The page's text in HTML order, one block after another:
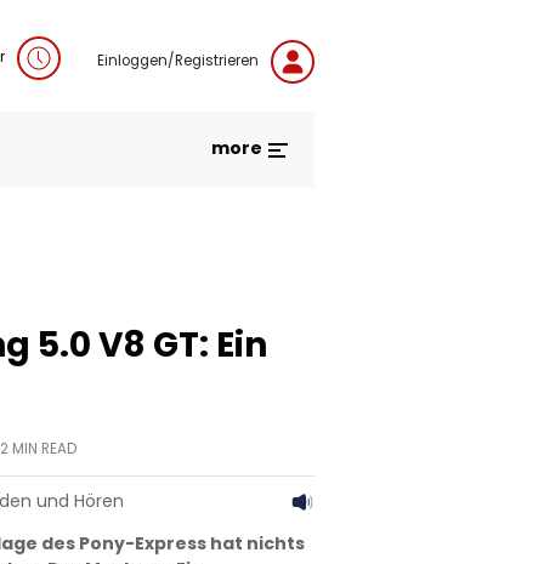
Einloggen/Registrieren
more
5.0 V8 GT: Ein
2 MIN READ
und Hören
des Pony-Express hat nichts